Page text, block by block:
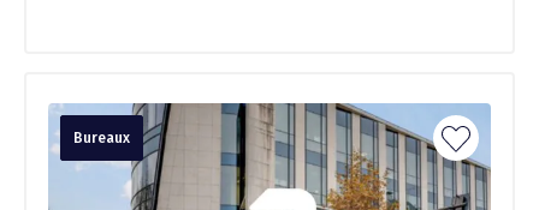
Bureaux